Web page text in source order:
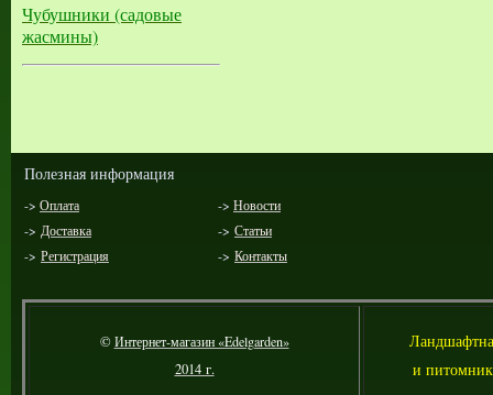
Чубушники (садовые
жасмины)
Полезная информация
-> Оплата -> Новости
-> Доставка -> Статьи
-> Регистрация -> Контакты
©Интернет-магазин «Edelgarden»
2014 г.
Л
и питомник